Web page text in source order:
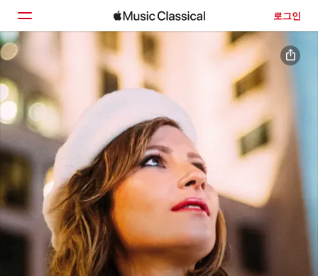
로그인
홈
둘러보기
검색